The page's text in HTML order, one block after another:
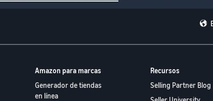
Amazon para marcas
Generador de tiendas
en línea
Recursos
Selling Partner Blog